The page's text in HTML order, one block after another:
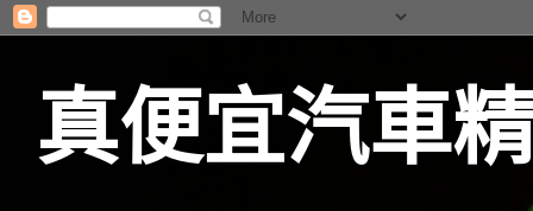
真便宜汽車